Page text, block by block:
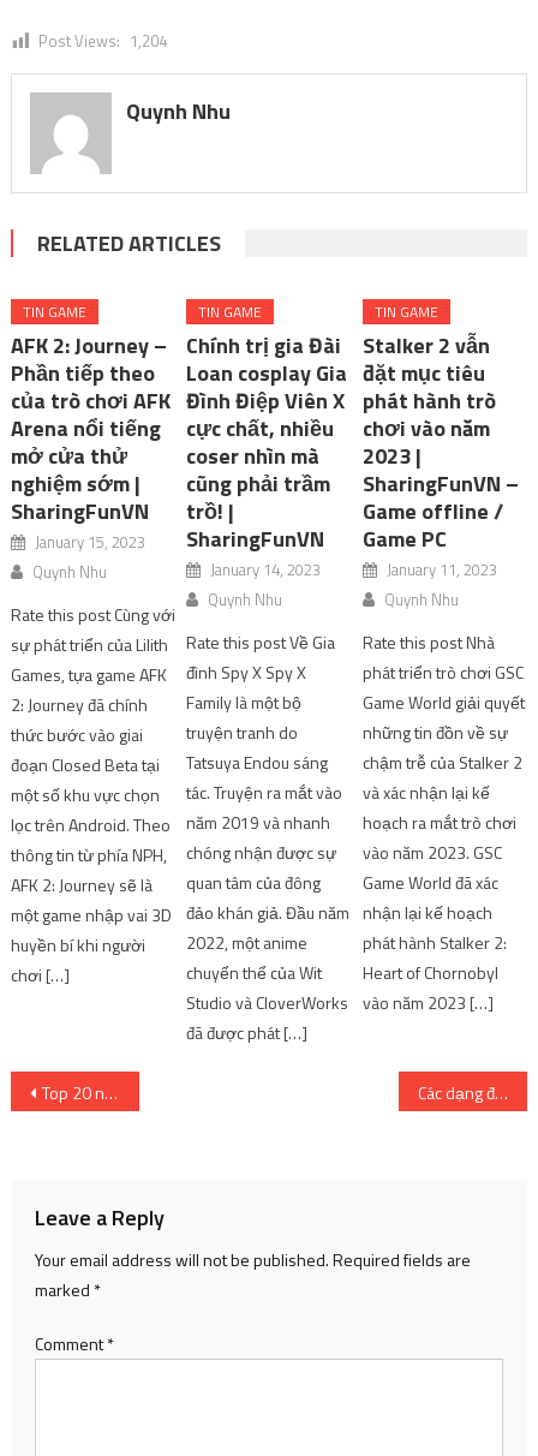
Post Views: 1,204
Quynh Nhu
RELATED ARTICLES
TIN GAME
AFK 2: Journey –
Phần tiếp theo
của trò chơi AFK
Arena nổi tiếng
mở cửa thử
nghiệm sớm |
SharingFunVN
January 15, 2023
Quynh Nhu
Rate this post Cùng với
sự phát triển của Lilith
Games, tựa game AFK
2: Journey đã chính
thức bước vào giai
đoạn Closed Beta tại
một số khu vực chọn
lọc trên Android. Theo
thông tin từ phía NPH,
AFK 2: Journey sẽ là
một game nhập vai 3D
huyền bí khi người
chơi […]
TIN GAME
Chính trị gia Đài
Loan cosplay Gia
Đình Điệp Viên X
cực chất, nhiều
coser nhìn mà
cũng phải trầm
trồ! |
SharingFunVN
January 14, 2023
Quynh Nhu
Rate this post Về Gia
đình Spy X Spy X
Family là một bộ
truyện tranh do
Tatsuya Endou sáng
tác. Truyện ra mắt vào
năm 2019 và nhanh
chóng nhận được sự
quan tâm của đông
đảo khán giả. Đầu năm
2022, một anime
chuyển thể của Wit
Studio và CloverWorks
đã được phát […]
TIN GAME
Stalker 2 vẫn
đặt mục tiêu
phát hành trò
chơi vào năm
2023 |
SharingFunVN –
Game offline /
Game PC
January 11, 2023
Quynh Nhu
Rate this post Nhà
phát triển trò chơi GSC
Game World giải quyết
những tin đồn về sự
chậm trễ của Stalker 2
và xác nhận lại kế
hoạch ra mắt trò chơi
vào năm 2023. GSC
Game World đã xác
nhận lại kế hoạch
phát hành Stalker 2:
Heart of Chornobyl
vào năm 2023 […]
Post
Top 20 người giúp việc nổi tiếng nhất thế giới Anime và Game Các dạng đột quỵ thường xuất hiện ở người trẻ tuổi
Leave a Reply
Your email address will not be published.Required fields are
marked *
Comment*